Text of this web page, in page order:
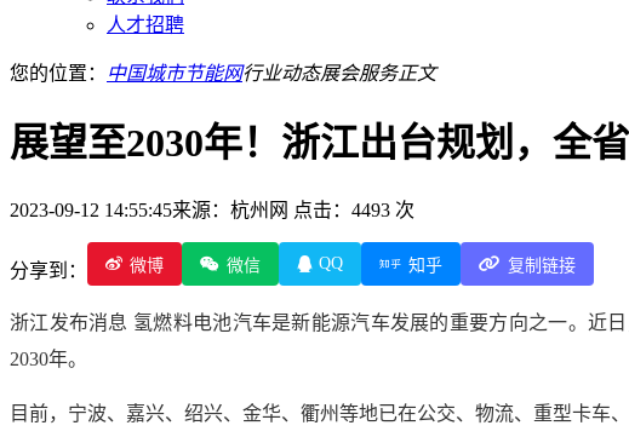
人才招聘
您的位置： 中国城市节能网行业动态展会服务正文
展望至2030年！浙江出台规划，全
2023-09-12 14:55:45来源：杭州网 点击：4493 次
分享到： 微博 微信 QQ 知乎 复制链接
浙江发布消息 氢燃料电池汽车是新能源汽车发展的重要方向之一。近
2030年。
目前，宁波、嘉兴、绍兴、金华、衢州等地已在公交、物流、重型卡车